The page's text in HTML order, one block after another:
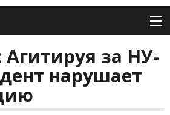
за НУ-
нарушает